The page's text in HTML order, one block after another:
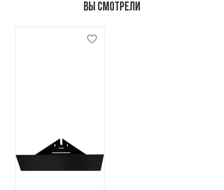
Вы смотрели